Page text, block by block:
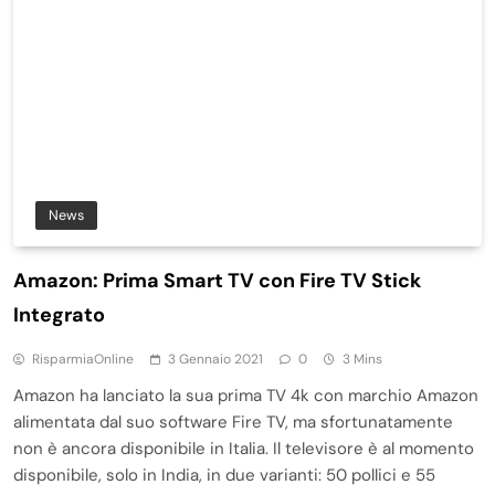
News
Amazon: Prima Smart TV con Fire TV Stick
Integrato
RisparmiaOnline 3 Gennaio 2021 0 3 Mins
Amazon ha lanciato la sua prima TV 4k con marchio Amazon
alimentata dal suo software Fire TV, ma sfortunatamente
non è ancora disponibile in Italia. Il televisore è al momento
disponibile, solo in India, in due varianti: 50 pollici e 55